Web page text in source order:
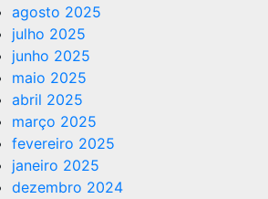
agosto 2025
julho 2025
junho 2025
maio 2025
abril 2025
março 2025
fevereiro 2025
janeiro 2025
dezembro 2024